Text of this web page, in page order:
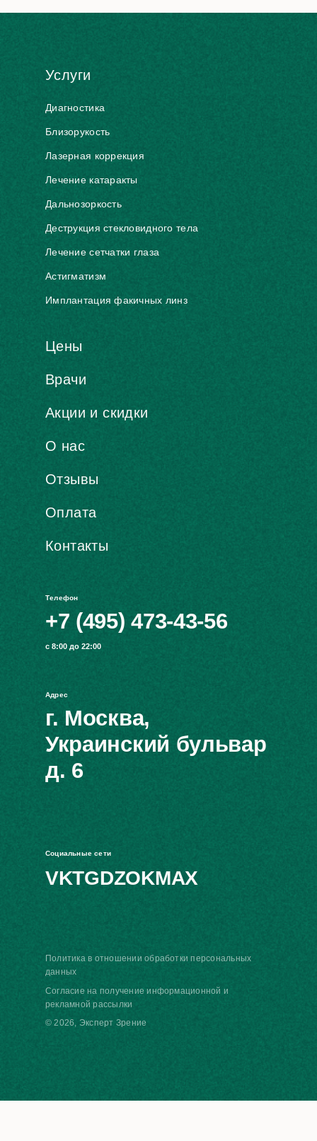
Телефон
+7 (495) 473-43-56
с 8:00 до 22:00
Адрес
г. Москва,
Украинский бульвар
д. 6
Услуги
Диагностика
Близорукость
Лазерная коррекция
Лечение катаракты
Дальнозоркость
Деструкция стекловидного тела
Лечение сетчатки глаза
Астигматизм
Имплантация факичных линз
Цены
Врачи
Акции и скидки
О нас
Отзывы
Оплата
Контакты
Социальные сети
VKTGDZOKMAX
Политика в отношении обработки персональных
данных
Согласие на получение информационной и
рекламной рассылки
© 2026, Эксперт Зрение